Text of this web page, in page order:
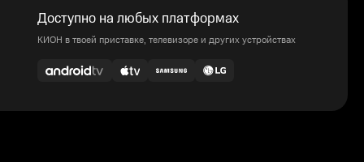
Доступно на любых платформах
КИОН в твоей приставке, телевизоре и других устройствах